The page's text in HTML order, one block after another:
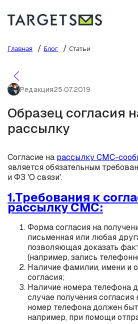
Главная / Блог / Статьи
Редакция25.07.2019
Образец согласия
рассылку
Согласие на рассылку СМС-
является обязательным
и ФЗ 'О связи'.
1.Требования к
рассылку СМС:
Форма согласия на
письменная или любая
позволяющая доказать
(например, запись
Наличие фамилии, имени и
согласия;
Наличие номера телефона
случае получения согласия
номер телефона должен
например, при помощи